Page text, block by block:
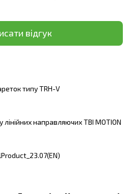
відгук
типу TRH-V
лінійних направляючих TBI MOTION